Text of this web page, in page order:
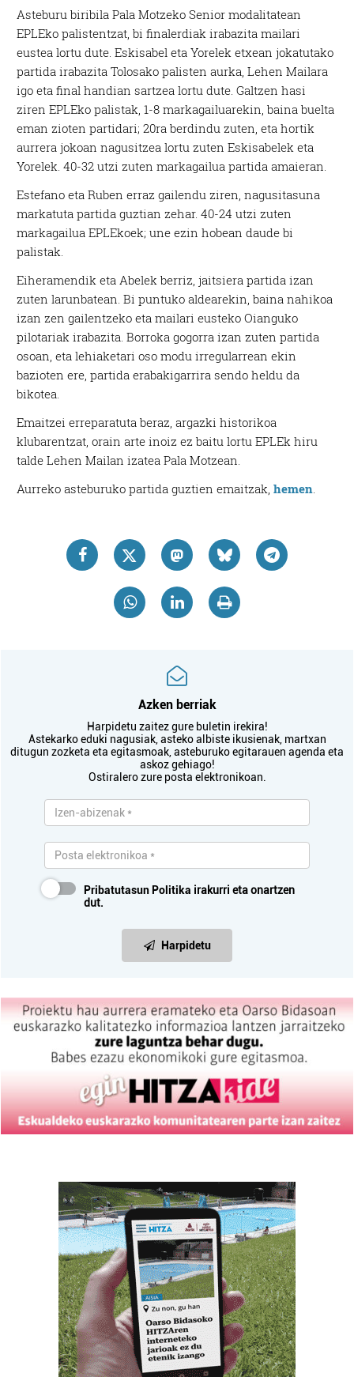
Asteburu biribila Pala Motzeko Senior modalitatean
EPLEko palistentzat, bi finalerdiak irabazita mailari
eustea lortu dute. Eskisabel eta Yorelek etxean jokatutako
partida irabazita Tolosako palisten aurka, Lehen Mailara
igo eta final handian sartzea lortu dute. Galtzen hasi
ziren EPLEko palistak, 1-8 markagailuarekin, baina buelta
eman zioten partidari; 20ra berdindu zuten, eta hortik
aurrera jokoan nagusitzea lortu zuten Eskisabelek eta
Yorelek. 40-32 utzi zuten markagailua partida amaieran.
Estefano eta Ruben erraz gailendu ziren, nagusitasuna
markatuta partida guztian zehar. 40-24 utzi zuten
markagailua EPLEkoek; une ezin hobean daude bi
palistak.
Eiheramendik eta Abelek berriz, jaitsiera partida izan
zuten larunbatean. Bi puntuko aldearekin, baina nahikoa
izan zen gailentzeko eta mailari eusteko Oianguko
pilotariak irabazita. Borroka gogorra izan zuten partida
osoan, eta lehiaketari oso modu irregularrean ekin
bazioten ere, partida erabakigarrira sendo heldu da
bikotea.
Emaitzei erreparatuta beraz, argazki historikoa
klubarentzat, orain arte inoiz ez baitu lortu EPLEk hiru
talde Lehen Mailan izatea Pala Motzean.
Aurreko asteburuko partida guztien emaitzak,hemen
Azken berriak
Harpidetu zaitez gure buletin irekira!
Astekarko eduki nagusiak, asteko albiste ikusienak, martxan
ditugun zozketa eta egitasmoak, asteburuko egitarauen agenda eta
askoz gehiago!
Ostiralero zure posta elektronikoan.
Pribatutasun Politika irakurri eta onartzen
dut.
Harpidetu